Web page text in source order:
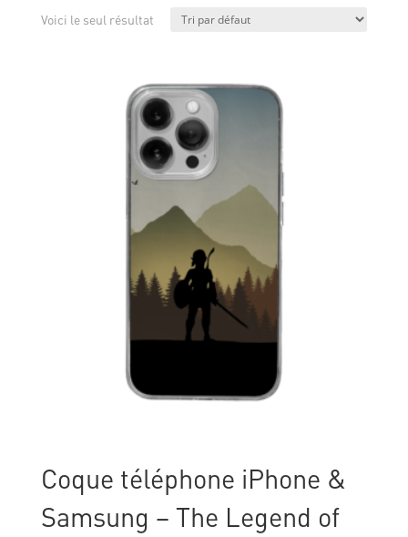
Voici le seul résultat
Coque téléphone iPhone &
Samsung – The Legend of